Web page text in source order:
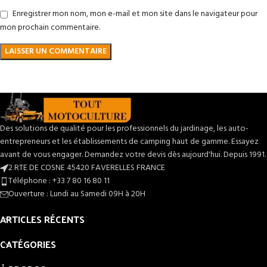
Enregistrer mon nom, mon e-mail et mon site dans le navigateur pour
mon prochain commentaire.
Des solutions de qualité pour les professionnels du jardinage, les auto-
entrepreneurs et les établissements de camping haut de gamme. Essayez
avant de vous engager. Demandez votre devis dès aujourd'hui. Depuis 1991.
2 RTE DE COSNE 45420 FAVERELLES FRANCE
Téléphone : +33 7 80 16 80 11
Ouverture : Lundi au Samedi 09H à 20H
ARTICLES RÉCENTS
CATÉGORIES